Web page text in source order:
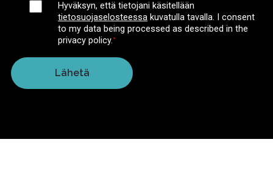
Hyväksyn, että tietojani käsitellään
tietosuojaselosteessa kuvatulla tavalla.
I consent
to my data being processed as described in the
privacy policy.*